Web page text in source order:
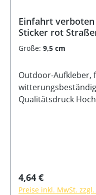
Einfahrt
Sticker rot
Größe: 9,5 cm
Outdoor-Aufkleber,
Qualitätsdruck
Regulärer Preis:
4,64 €
Preise inkl. MwSt.